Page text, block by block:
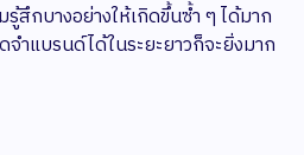
สึกบางอย่างให้เกิดขึ้นซ้ำ ๆ ได้มาก
จำแบรนด์ได้ในระยะยาวก็จะยิ่งมาก